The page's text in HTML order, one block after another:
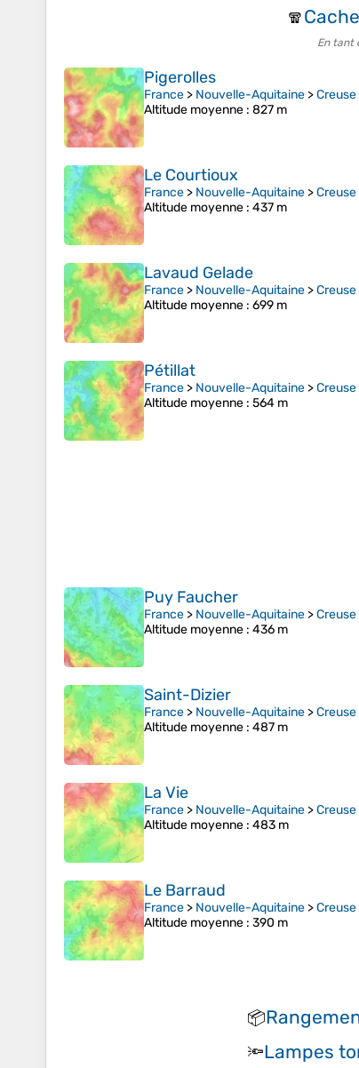
🧣
En tant
Pigerolles
France > Nouvelle-Aquitaine >Creuse
Altitude moyenne : 827 m
Le Courtioux
France > Nouvelle-Aquitaine >Creuse
Altitude moyenne : 437 m
Lavaud Gelade
France > Nouvelle-Aquitaine >Creuse
Altitude moyenne : 699 m
Pétillat
France > Nouvelle-Aquitaine >Creuse
Altitude moyenne : 564 m
Puy Faucher
France > Nouvelle-Aquitaine >Creuse
Altitude moyenne : 436 m
Saint-Dizier
France > Nouvelle-Aquitaine >Creuse
Altitude moyenne : 487 m
La Vie
France > Nouvelle-Aquitaine >Creuse
Altitude moyenne : 483 m
Le Barraud
France > Nouvelle-Aquitaine >Creuse
Altitude moyenne : 390 m
📦
🔦Lampes